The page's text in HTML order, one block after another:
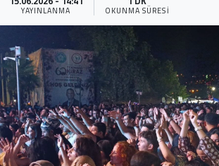
YAYINLANMA OKUNMA SÜRESI
Yaşam
Sağlık
Yazarlar
Resmi İlan